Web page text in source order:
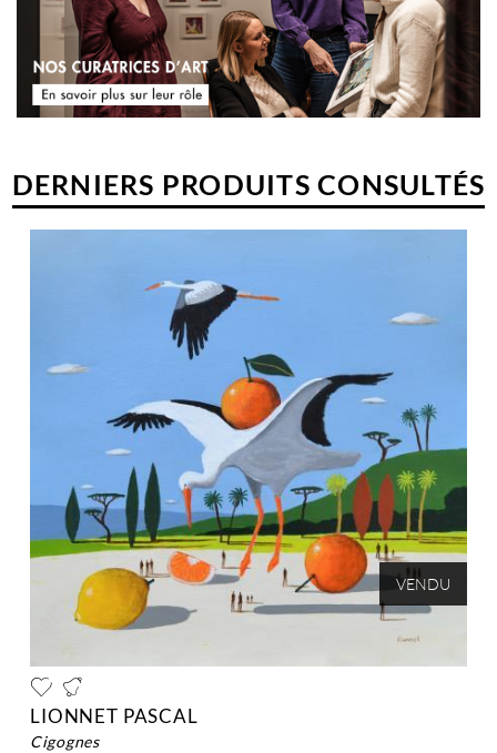
chaque jour le langage de ses émotions.
DERNIERS PRODUITS CONSULTÉS
VENDU
LIONNET PASCAL
cigognes